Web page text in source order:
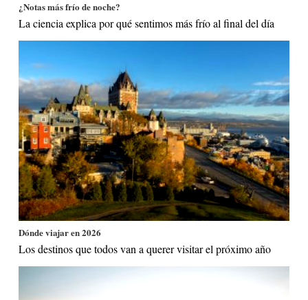
¿Notas más frío de noche?
La ciencia explica por qué sentimos más frío al final del día
Dónde viajar en 2026
Los destinos que todos van a querer visitar el próximo año